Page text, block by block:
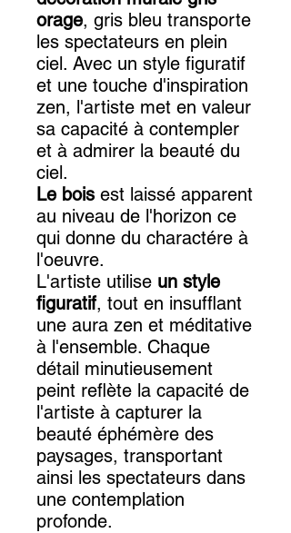
orage, gris bleu transporte
les spectateurs en plein
ciel. Avec un style figuratif
et une touche d'inspiration
zen, l'artiste met en valeur
sa capacité à contempler
et à admirer la beauté du
ciel.
Le bois est laissé apparent
au niveau de l'horizon ce
qui donne du charactére à
l'oeuvre.
L'artiste utilise un style
figuratif, tout en insufflant
une aura zen et méditative
à l'ensemble. Chaque
détail minutieusement
peint reflète la capacité de
l'artiste à capturer la
beauté éphémère des
paysages, transportant
ainsi les spectateurs dans
une contemplation
profonde.